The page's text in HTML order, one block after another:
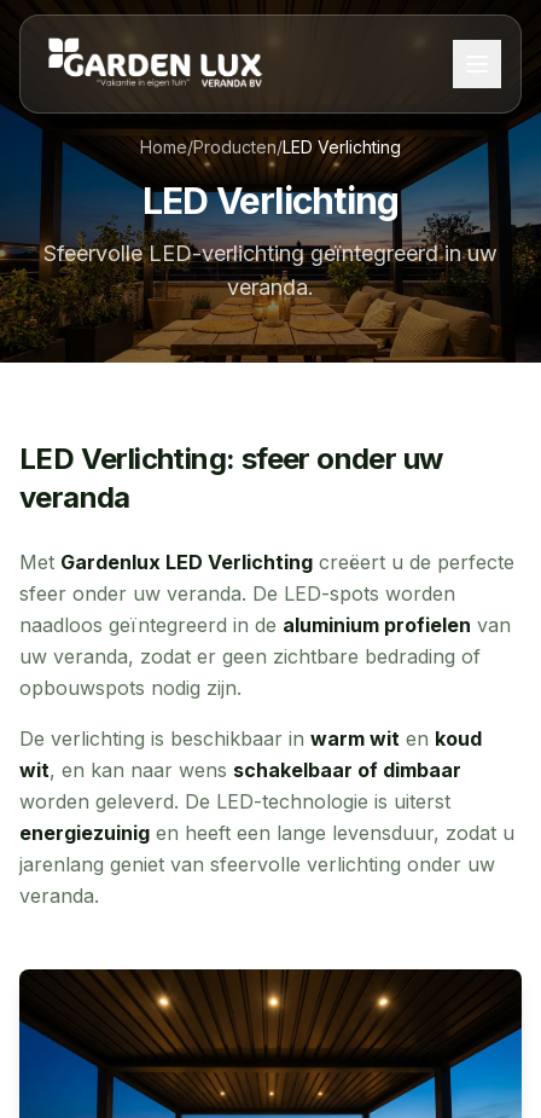
Home/Producten/LED Verlichting
LED Verlichting
Sfeervolle LED-verlichting geïntegreerd in uw
veranda.
LED Verlichting: sfeer onder uw
veranda
Met Gardenlux LED Verlichting creëert u de perfecte
sfeer onder uw veranda. De LED-spots worden
naadloos geïntegreerd in de aluminium profielen van
uw veranda, zodat er geen zichtbare bedrading of
opbouwspots nodig zijn.
De verlichting is beschikbaar in warm wit en koud
wit, en kan naar wens schakelbaar of dimbaar
worden geleverd. De LED-technologie is uiterst
energiezuinig en heeft een lange levensduur, zodat u
jarenlang geniet van sfeervolle verlichting onder uw
veranda.